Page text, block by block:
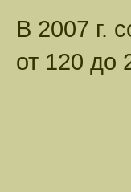
В 2007 г.
от 120 до